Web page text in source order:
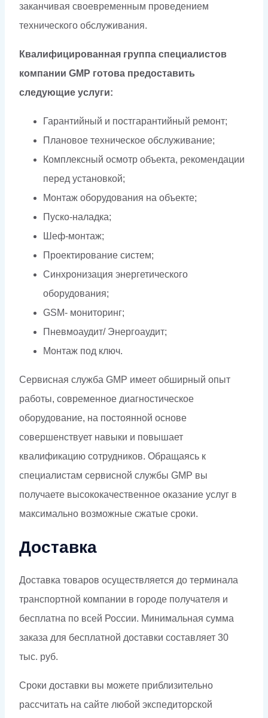
заканчивая своевременным проведением
технического обслуживания.
Квалифицированная группа специалистов
компании GMP готова предоставить
следующие услуги:
Гарантийный и постгарантийный ремонт;
Плановое техническое обслуживание;
Комплексный осмотр объекта, рекомендации
перед установкой;
Монтаж оборудования на объекте;
Пуско-наладка;
Шеф-монтаж;
Проектирование систем;
Синхронизация энергетического
оборудования;
GSM- мониторинг;
Пневмоаудит/ Энергоаудит;
Монтаж под ключ.
Сервисная служба GMP имеет обширный опыт
работы, современное диагностическое
оборудование, на постоянной основе
совершенствует навыки и повышает
квалификацию сотрудников. Обращаясь к
специалистам сервисной службы GMP вы
получаете высококачественное оказание услуг в
максимально возможные сжатые сроки.
Доставка
Доставка товаров осуществляется до терминала
транспортной компании в городе получателя и
бесплатна по всей России. Минимальная сумма
заказа для бесплатной доставки составляет 30
тыс. руб.
Сроки доставки вы можете приблизительно
рассчитать на сайте любой экспедиторской